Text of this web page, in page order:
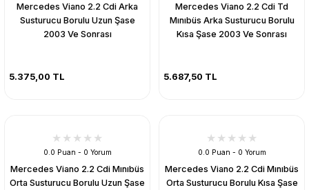
Mercedes Viano 2.2 Cdi Arka
Susturucu Borulu Uzun Şase
2003 Ve Sonrası
5.375,00 TL
Mercedes Viano 2.2 Cdi Td
Mınıbüs Arka Susturucu Borulu
Kısa Şase 2003 Ve Sonrası
5.687,50 TL
0.0 Puan - 0 Yorum
Mercedes Viano 2.2 Cdi Mınıbüs
Orta Susturucu Borulu Uzun Şase
0.0 Puan - 0 Yorum
Mercedes Viano 2.2 Cdi Mınıbüs
Orta Susturucu Borulu Kısa Şase